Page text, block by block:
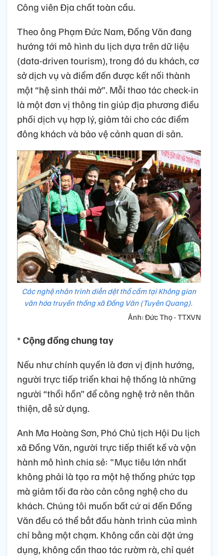
Công viên Địa chất toàn cầu.
Theo ông Phạm Đức Nam, Đồng Văn đang
hướng tới mô hình du lịch dựa trên dữ liệu
(data-driven tourism), trong đó du khách, cơ
sở dịch vụ và điểm đến được kết nối thành
một “hệ sinh thái mở”. Mỗi thao tác check-in
là một đơn vị thông tin giúp địa phương điều
phối dịch vụ hợp lý, giảm tải cho các điểm
đông khách và bảo vệ cảnh quan di sản.
Các nghệ nhân trình diễn dệt thổ cẩm tại Không gian
văn hóa truyền thống xã Đồng Văn (Tuyên Quang).
Ảnh: Đức Thọ - TTXVN
*Cộng đồng chung tay
Nếu như chính quyền là đơn vị định hướng,
người trực tiếp triển khai hệ thống là những
người “thổi hồn” để công nghệ trở nên thân
thiện, dễ sử dụng.
Anh Ma Hoàng Sơn, Phó Chủ tịch Hội Du lịch
xã Đồng Văn, người trực tiếp thiết kế và vận
hành mô hình chia sẻ: "Mục tiêu lớn nhất
không phải là tạo ra một hệ thống phức tạp
mà giảm tối đa rào cản công nghệ cho du
khách. Chúng tôi muốn bất cứ ai đến Đồng
Văn đều có thể bắt đầu hành trình của mình
chỉ bằng một chạm. Không cần cài đặt ứng
dụng, không cần thao tác rườm rà, chỉ quét